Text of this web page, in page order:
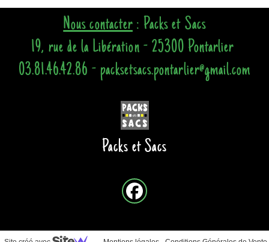
Nous contacter: Packs et Sacs
19, rue de la Libération - 25300 Pontarlier
03.81.46.42.86 - packsetsacs.pontarlier@gmail.com
Packs et Sacs